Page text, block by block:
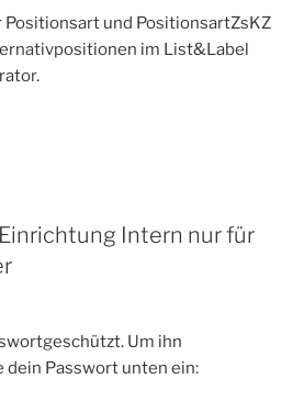
Positionsart und PositionsartZsKZ
im List&Label
Intern nur für
Um ihn
dein Passwort unten ein: